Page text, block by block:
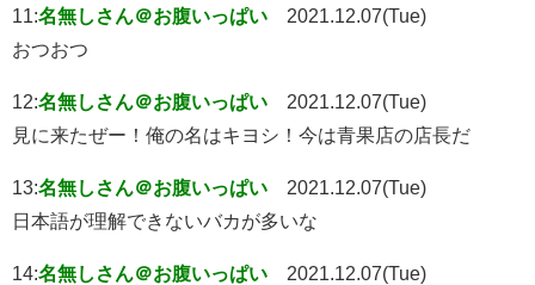
11:名無しさん＠お腹いっぱい
2021.12.07(Tue)
おつおつ
12:名無しさん＠お腹いっぱい
2021.12.07(Tue)
見に来たぜー！俺の名はキヨシ！今は青果店の店長だ
13:名無しさん＠お腹いっぱい
2021.12.07(Tue)
日本語が理解できないバカが多いな
14:名無しさん＠お腹いっぱい
2021.12.07(Tue)